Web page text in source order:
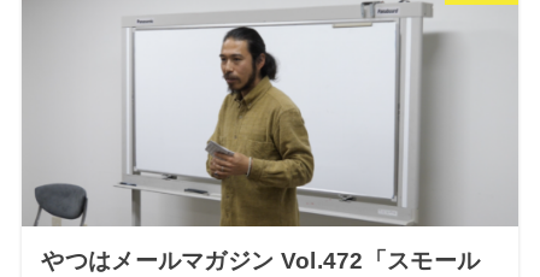
やつはメールマガジン Vol.472「スモール